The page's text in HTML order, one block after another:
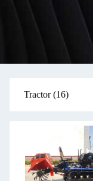
Tractor(16)